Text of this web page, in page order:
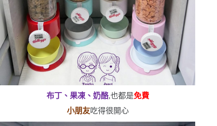
布丁、果凍、奶酪,也都是免費
小朋友吃得很開心